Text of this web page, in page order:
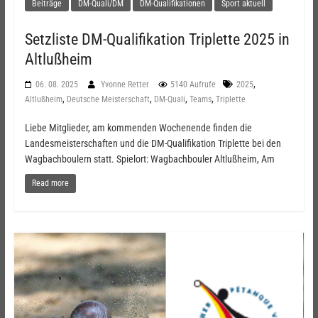
Beiträge DM-Quali/DM DM-Qualifikationen Sport aktuell
Setzliste DM-Qualifikation Triplette 2025 in
Altlußheim
06. 08. 2025 Yvonne Retter 5140 Aufrufe 2025,
Altlußheim, Deutsche Meisterschaft, DM-Quali, Teams, Triplette
Liebe Mitglieder, am kommenden Wochenende finden die
Landesmeisterschaften und die DM-Qualifikation Triplette bei den
Wagbachboulern statt. Spielort: Wagbachbouler Altlußheim, Am
Read more